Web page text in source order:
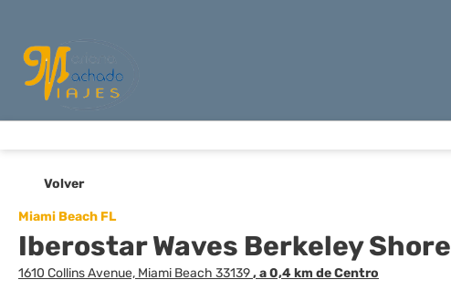
Volver
Miami Beach FL
Iberostar Waves Berkeley Shore
1610 Collins Avenue, Miami Beach 33139, a 0,4 km de Centro